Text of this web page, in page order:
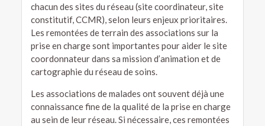
chacun des sites du réseau (site coordinateur, site
constitutif, CCMR), selon leurs enjeux prioritaires.
Les remontées de terrain des associations sur la
prise en charge sont importantes pour aider le site
coordonnateur dans sa mission d’animation et de
cartographie du réseau de soins.
Les associations de malades ont souvent déjà une
connaissance fine de la qualité de la prise en charge
au sein de leur réseau. Si nécessaire, ces remontées